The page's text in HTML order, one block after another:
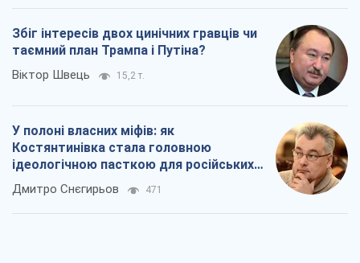
Збіг інтересів двох цинічних гравців чи
таємний план Трампа і Путіна?
Віктор Швець 15,2 т.
У полоні власних міфів: як
Костянтинівка стала головною
ідеологічною пасткою для російських
окупантів
Дмитро Снєгирьов 471